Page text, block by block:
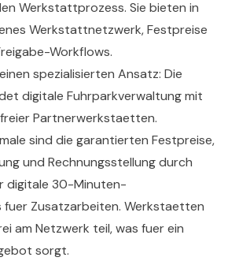
Werkstattprozess. Sie bieten in
Werkstattnetzwerk, Festpreise
Workflows.
spezialisierten Ansatz: Die
digitale Fuhrparkverwaltung mit
Partnerwerkstaetten.
sind die garantierten Festpreise,
und Rechnungsstellung durch
digitale 30-Minuten-
fuer Zusatzarbeiten. Werkstaetten
am Netzwerk teil, was fuer ein
sorgt.